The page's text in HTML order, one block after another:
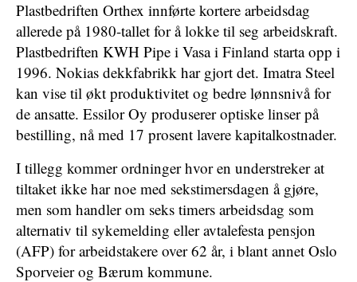
Plastbedriften Orthex innførte kortere arbeidsdag
allerede på 1980-tallet for å lokke til seg arbeidskraft.
Plastbedriften KWH Pipe i Vasa i Finland starta opp i
1996. Nokias dekkfabrikk har gjort det. Imatra Steel
kan vise til økt produktivitet og bedre lønnsnivå for
de ansatte. Essilor Oy produserer optiske linser på
bestilling, nå med 17 prosent lavere kapitalkostnader.
I tillegg kommer ordninger hvor en understreker at
tiltaket ikke har noe med sekstimersdagen å gjøre,
men som handler om seks timers arbeidsdag som
alternativ til sykemelding eller avtalefesta pensjon
(AFP) for arbeidstakere over 62 år, i blant annet Oslo
Sporveier og Bærum kommune.